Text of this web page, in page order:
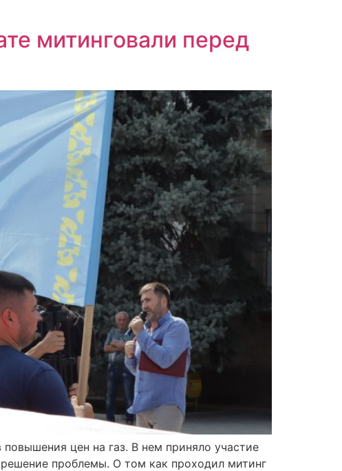
митинговали перед
цен на газ. В нем приняло участие
проблемы. О том как проходил митинг